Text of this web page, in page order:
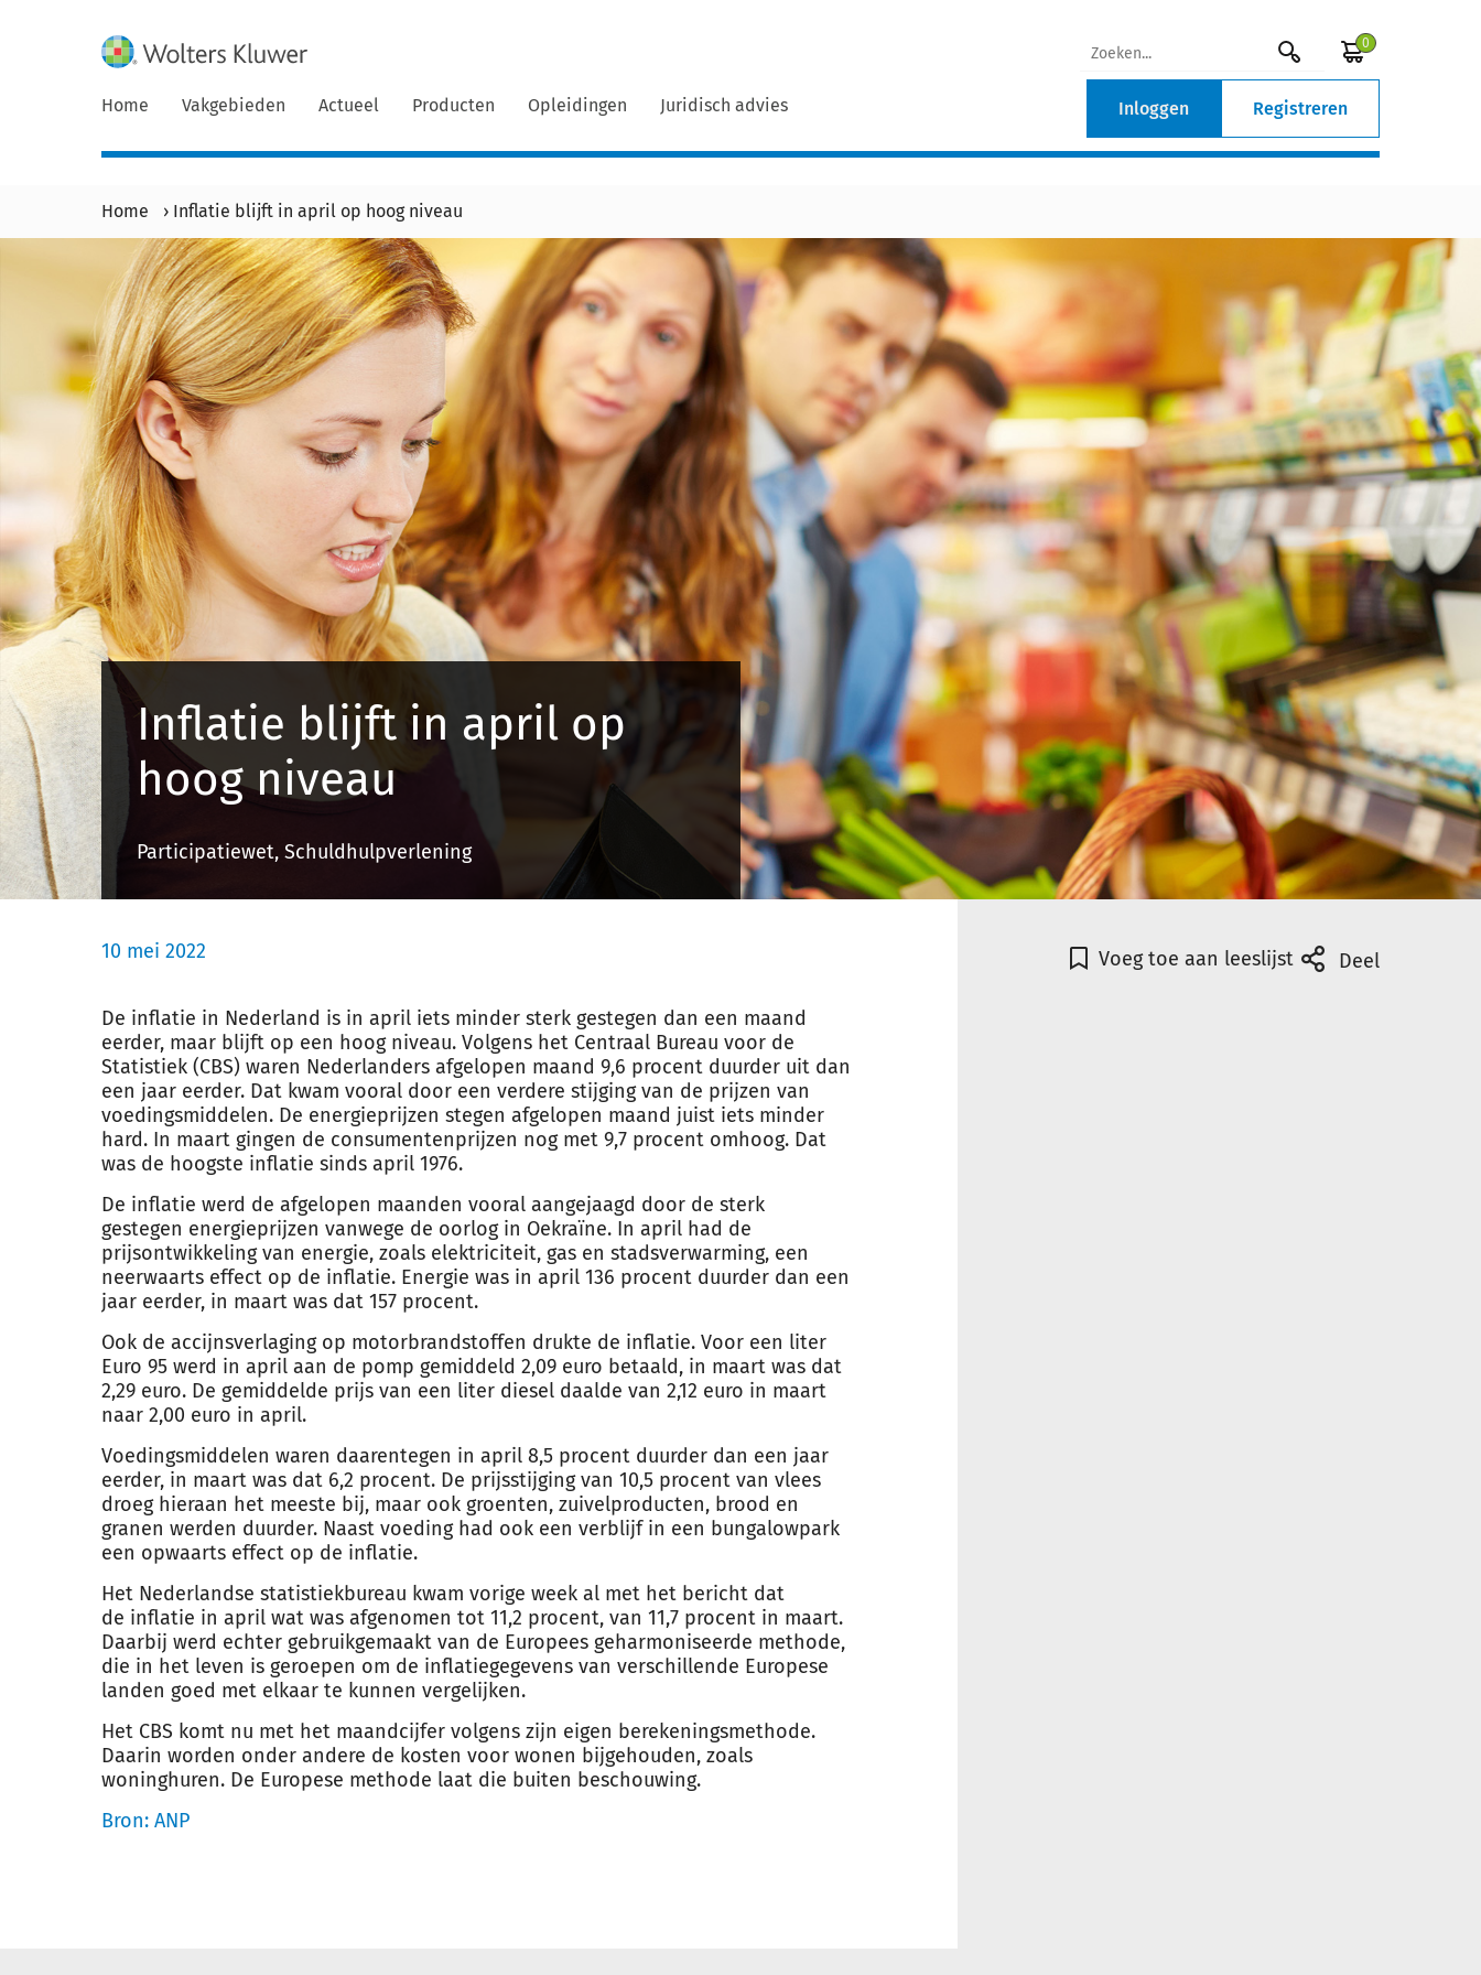
0
Home Vakgebieden Actueel Producten Opleidingen Juridisch advies Inloggen Registreren
Home › Inflatie blijft in april op hoog niveau
Inflatie blijft in april op
hoog niveau
Participatiewet, Schuldhulpverlening
10 mei 2022
De inflatie in Nederland is in april iets minder sterk gestegen dan een maand
eerder, maar blijft op een hoog niveau. Volgens het Centraal Bureau voor de
Statistiek (CBS) waren Nederlanders afgelopen maand 9,6 procent duurder uit dan
een jaar eerder. Dat kwam vooral door een verdere stijging van de prijzen van
voedingsmiddelen. De energieprijzen stegen afgelopen maand juist iets minder
hard. In maart gingen de consumentenprijzen nog met 9,7 procent omhoog. Dat
was de hoogste inflatie sinds april 1976.
De inflatie werd de afgelopen maanden vooral aangejaagd door de sterk
gestegen energieprijzen vanwege de oorlog in Oekraïne. In april had de
prijsontwikkeling van energie, zoals elektriciteit, gas en stadsverwarming, een
neerwaarts effect op de inflatie. Energie was in april 136 procent duurder dan een
jaar eerder, in maart was dat 157 procent.
Ook de accijnsverlaging op motorbrandstoffen drukte de inflatie. Voor een liter
Euro 95 werd in april aan de pomp gemiddeld 2,09 euro betaald, in maart was dat
2,29 euro. De gemiddelde prijs van een liter diesel daalde van 2,12 euro in maart
naar 2,00 euro in april.
Voedingsmiddelen waren daarentegen in april 8,5 procent duurder dan een jaar
eerder, in maart was dat 6,2 procent. De prijsstijging van 10,5 procent van vlees
droeg hieraan het meeste bij, maar ook groenten, zuivelproducten, brood en
granen werden duurder. Naast voeding had ook een verblijf in een bungalowpark
een opwaarts effect op de inflatie.
Het Nederlandse statistiekbureau kwam vorige week al met het bericht dat
de inflatie in april wat was afgenomen tot 11,2 procent, van 11,7 procent in maart.
Daarbij werd echter gebruikgemaakt van de Europees geharmoniseerde methode,
die in het leven is geroepen om de inflatiegegevens van verschillende Europese
landen goed met elkaar te kunnen vergelijken.
Het CBS komt nu met het maandcijfer volgens zijn eigen berekeningsmethode.
Daarin worden onder andere de kosten voor wonen bijgehouden, zoals
woninghuren. De Europese methode laat die buiten beschouwing.
Bron: ANP
Voeg toe aan leeslijst Deel